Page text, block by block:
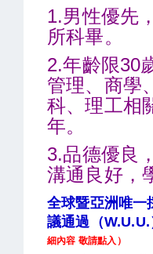
1.男性優先
所科畢。
2.年齡限30
管理、 商學
科、理工相
年。
3.品德優良
溝通良好，
全球暨亞洲唯一
議通過（
細內容 敬請點入）